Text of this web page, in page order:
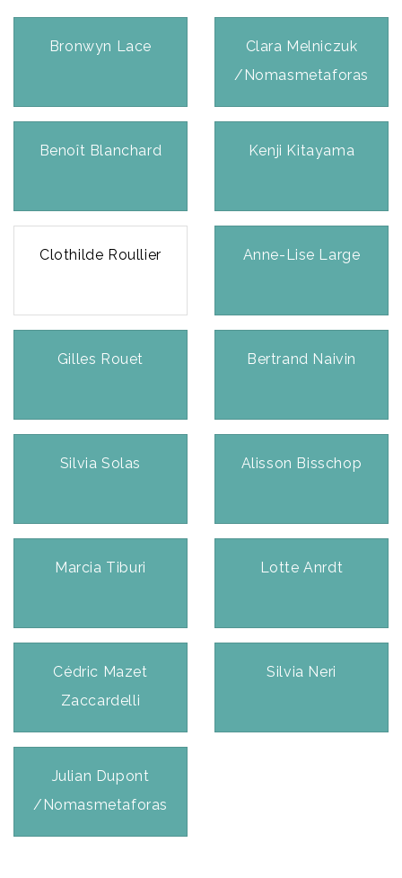
Bronwyn Lace
Clara Melniczuk
/Nomasmetaforas
Benoît Blanchard Kenji Kitayama
Clothilde Roullier Anne-Lise Large
Gilles Rouet Bertrand Naivin
Silvia Solas Alisson Bisschop
Marcia Tiburi Lotte Anrdt
Cédric Mazet
Zaccardelli
Silvia Neri
Julian Dupont
/Nomasmetaforas